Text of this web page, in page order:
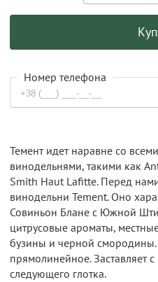
Номер телефона
Темент идет наравне со
винодельнями, такими как
Smith Haut Lafitte. Перед
винодельни Tement. Оно
Совиньон Блане с Южной
цитрусовые ароматы,
бузины и черной
прямолинейное. Заставляет
следующего глотка.